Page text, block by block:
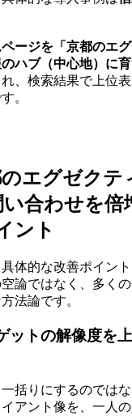
ージを「京都のエ
ハブ（中心地）に
、検索結果で上位
。
のエグゼクテ
合わせを倍
ント
体的な改善ポイン
論ではなく、多く
法論です。
ットの解像度を
一括りにするのでは
アント像を、一人